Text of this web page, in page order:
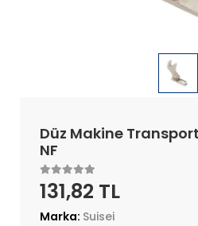
Düz Makine
NF
131,82 TL
Marka: Suisei